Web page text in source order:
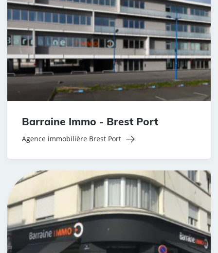
Barraine Immo - Brest Port
Agence immobilière Brest Port